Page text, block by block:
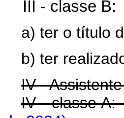
III - classe B:
a) ter o título
b) ter
IV -
IV - classe